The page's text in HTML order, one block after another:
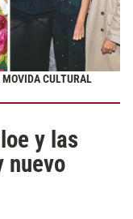
CULTURAL
y las
nuevo